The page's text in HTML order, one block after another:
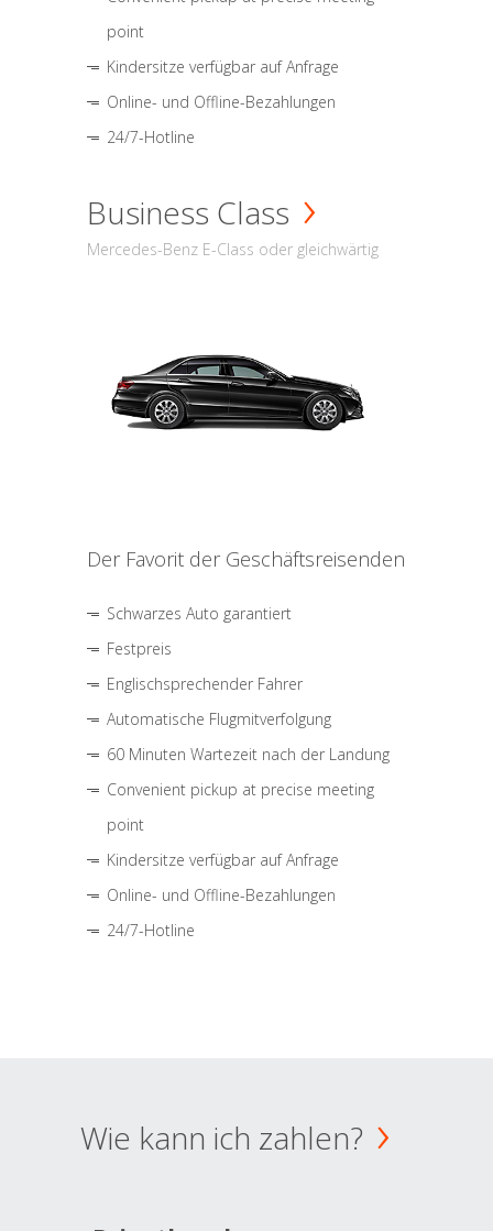
point
Kindersitze verfügbar auf Anfrage
Online- und Offline-Bezahlungen
24/7-Hotline
Business Class
Mercedes-Benz E-Class oder gleichwärtig
Der Favorit der Geschäftsreisenden
Schwarzes Auto garantiert
Festpreis
Englischsprechender Fahrer
Automatische Flugmitverfolgung
60 Minuten Wartezeit nach der Landung
Convenient pickup at precise meeting
point
Kindersitze verfügbar auf Anfrage
Online- und Offline-Bezahlungen
24/7-Hotline
Wie kann ich zahlen?